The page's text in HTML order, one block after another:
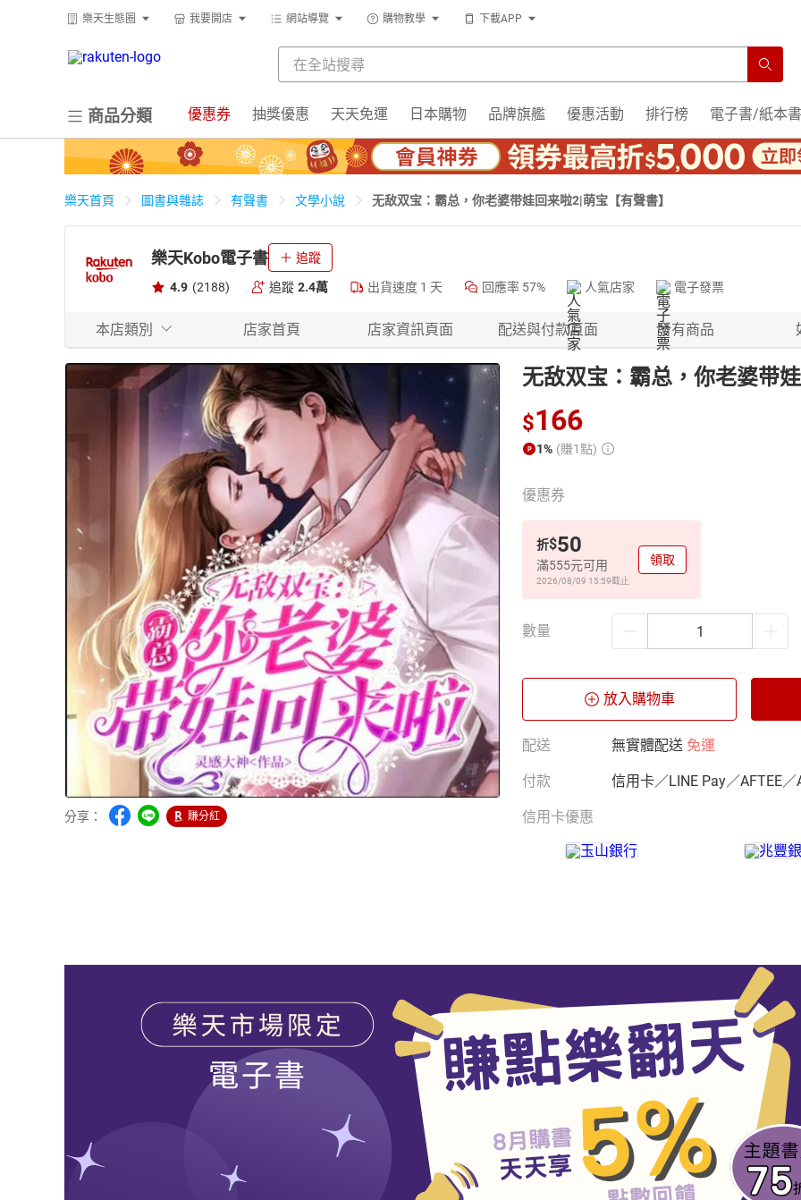
樂天生態圈 我要開店 網站導覽 購物教學 下載APP
商品分類 優惠券 抽獎優惠 天天免運 日本購物 品牌旗艦 優惠活動 排行榜 電子書/紙本書
樂天首頁 圖書與雜誌 有聲書 文學小說 无敌双宝：霸总，你老婆带娃回来啦2|萌宝【有聲書】
樂天Kobo電子書 追蹤
4.9 (2188) 追蹤 2.4萬 出貨速度 1 天 回應率 57% 人氣店家 電子發票
本店類別 店家首頁 店家資訊頁面 配送與付款頁面 所有商品
分享： 賺分紅
无敌双宝：霸总，你老婆带
$166
1% (賺1點)
優惠券
折$50
滿555元可用
2026/08/09 15:59截止
領取
數量
放入購物車
配送 無實體配送 免運
付款 信用卡／LINE Pay／AFTEE／
信用卡優惠